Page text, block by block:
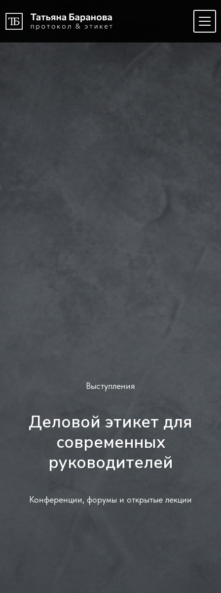
Выступления
Деловой этикет для
современных
руководителей
Конференции, форумы и открытые лекции